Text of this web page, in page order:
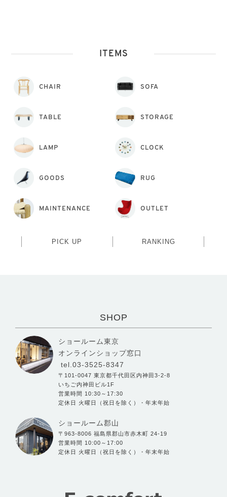
ITEMS
CHAIR SOFA
TABLE STORAGE
LAMP CLOCK
GOODS RUG
MAINTENANCE OUTLET
PICK UP RANKING
SHOP
ショールーム東京
オンラインショップ窓口
tel.03-3525-8347
〒101-0047 東京都千代田区内神田3-2-8
いちご内神田ビル1F
営業時間 10:30～17:30
定休日 火曜日（祝日を除く）・年末年始
ショールーム郡山
〒963-8006 福島県郡山市赤木町 24-19
営業時間 10:00～17:00
定休日 火曜日（祝日を除く）・年末年始